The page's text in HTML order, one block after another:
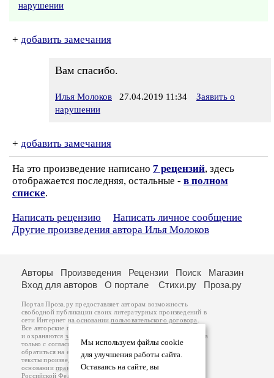
нарушении
+ добавить замечания
Вам спасибо.
Илья Молоков 27.04.2019 11:34
Заявить о
нарушении
+ добавить замечания
На это произведение написано 7 рецензий, здесь
отображается последняя, остальные - в полном
списке.
Написать рецензию
Написать личное сообщение
Другие произведения автора Илья Молоков
Мы используем файлы cookie
для улучшения работы сайта.
Оставаясь на сайте, вы
Авторы Произведения Рецензии Поиск
Магазин
Вход для авторов
О портале Стихи.ру Проза.ру
Портал Проза.ру предоставляет авторам возможность
свободной публикации своих литературных произведений в
сети Интернет на основаниипользовательского договора
Все авторские права на произведения принадлежат авторам
и охраняются законом
. Перепечатка произведений возможна
только с согласия его автора, к которому вы можете
обратиться на его авторской странице. Ответственность за
тексты произведений авторы несут самостоятельно на
основанииправил публикацииизаконодательства
Российской Федерации